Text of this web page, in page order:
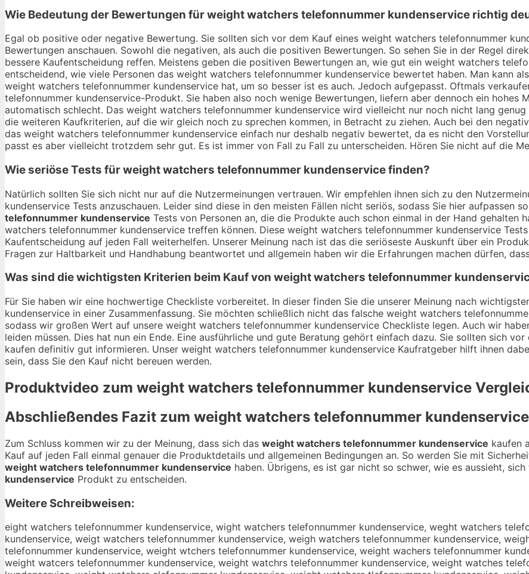
Wie Bedeutung der Bewertungen für weight watchers telefonnummer kundenservice richtig
Egal ob positive oder negative Bewertung. Sie sollten sich vor dem Kauf eines weight watchers telefonnummer
Bewertungen anschauen. Sowohl die negativen, als auch die positiven Bewertungen. So sehen Sie in der Regel
bessere Kaufentscheidung reffen. Meistens geben die positiven Bewertungen an, wie gut ein weight watchers
entscheidend, wie viele Personen das weight watchers telefonnummer kundenservice bewertet haben. Man kann
weight watchers telefonnummer kundenservice hat, um so besser ist es auch. Jedoch aufgepasst. Oftmals
telefonnummer kundenservice-Produkt. Sie haben also noch wenige Bewertungen, liefern aber dennoch ein hohes
automatisch schlecht. Das weight watchers telefonnummer kundenservice wird vielleicht nur noch nicht lang
die weiteren Kaufkriterien, auf die wir gleich noch zu sprechen kommen, in Betracht zu ziehen. Auch bei den
das weight watchers telefonnummer kundenservice einfach nur deshalb negativ bewertet, da es nicht den
passt es aber vielleicht trotzdem sehr gut. Es ist immer von Fall zu Fall zu unterscheiden. Hören Sie nicht auf die
Wie seriöse Tests für weight watchers telefonnummer kundenservice finden?
Natürlich sollten Sie sich nicht nur auf die Nutzermeinungen vertrauen. Wir empfehlen ihnen sich zu den
kundenservice Tests anzuschauen. Leider sind diese in den meisten Fällen nicht seriös, sodass Sie hier aufpassen
telefonnummer kundenservice Tests von Personen an, die die Produkte auch schon einmal in der Hand gehalten
watchers telefonnummer kundenservice treffen können. Diese weight watchers telefonnummer kundenservice
Kaufentscheidung auf jeden Fall weiterhelfen. Unserer Meinung nach ist das die seriöseste Auskunft über ein
Fragen zur Haltbarkeit und Handhabung beantwortet und allgemein haben wir die Erfahrungen machen dürfen,
Was sind die wichtigsten Kriterien beim Kauf von weight watchers telefonnummer
Für Sie haben wir eine hochwertige Checkliste vorbereitet. In dieser finden Sie die unserer Meinung nach
kundenservice in einer Zusammenfassung. Sie möchten schließlich nicht das falsche weight watchers
sodass wir großen Wert auf unsere weight watchers telefonnummer kundenservice Checkliste legen. Auch wir
leiden müssen. Dies hat nun ein Ende. Eine ausführliche und gute Beratung gehört einfach dazu. Sie sollten sich
kaufen definitiv gut informieren. Unser weight watchers telefonnummer kundenservice Kaufratgeber hilft ihnen
sein, dass Sie den Kauf nicht bereuen werden.
Produktvideo zum weight watchers telefonnummer kundenservice
Abschließendes Fazit zum weight watchers telefonnummer kundenservice
Zum Schluss kommen wir zu der Meinung, dass sich das weight watchers telefonnummer kundenservice kaufen
Kauf auf jeden Fall einmal genauer die Produktdetails und allgemeinen Bedingungen an. So werden Sie mit
weight watchers telefonnummer kundenservice haben. Übrigens, es ist gar nicht so schwer, wie es aussieht,
kundenservice Produkt zu entscheiden.
Weitere Schreibweisen:
eight watchers telefonnummer kundenservice, wight watchers telefonnummer kundenservice, weght watchers telefonnummer kundenservice, weiht watchers telefonnummer kundenservice, weigt watchers telefonnummer kundenservice, weigh watchers telefonnummer kundenservice, weight watchers telefonnummer kundenservice, weight atchers telefonnummer kundenservice, weight wtchers telefonnummer kundenservice, weight wachers telefonnummer kundenservice, weight wathers telefonnummer kundenservice, weight watcers telefonnummer kundenservice, weight watchrs telefonnummer kundenservice, weight watches telefonnummer kundenservice, weight watcher telefonnummer kundenservice, weight watchers elefonnummer kundenservice, weight watchers tlefonnummer kundenservice, weight watchers teefonnummer kundenservice, weight watchers telfonnummer kundenservice, weight watchers teleonnummer kundenservice, weight watchers telefnnummer kundenservice, weight watchers telefonummer kundenservice, weight watchers telefonnmmer kundenservice, weight watchers telefonnumer kundenservice, weight watchers telefonnummr kundenservice, weight watchers telefonnumme kundenservice, weight watchers telefonnummer undenservice, weight watchers telefonnummer kndenservice, weight watchers telefonnummer kudenservice, weight watchers telefonnummer kunenservice, weight watchers telefonnummer kundnservice, weight watchers telefonnummer kundeservice, weight watchers telefonnummer kundenervice, weight watchers telefonnummer kundensrvice, weight watchers telefonnummer kundensevice, weight watchers telefonnummer kundenserice, weight watchers telefonnummer kundenservce, weight watchers telefonnummer kundenservie, weight watchers telefonnummer kundenservic, wweight watchers telefonnummer kundenservice, weeight watchers telefonnummer kundenservice, weiight watchers telefonnummer kundenservice, weigght watchers telefonnummer kundenservice, weighht watchers telefonnummer kundenservice, weightt watchers telefonnummer kundenservice, weight wwatchers telefonnummer kundenservice, weight waatchers telefonnummer kundenservice, weight wattchers telefonnummer kundenservice, weight watcchers telefonnummer kundenservice, weight watchhers telefonnummer kundenservice, weight watcheers telefonnummer kundenservice, weight watcherrs telefonnummer kundenservice, weight watcherss telefonnummer kundenservice, weight watchers ttelefonnummer kundenservice, weight watchers teelefonnummer kundenservice, weight watchers tellefonnummer kundenservice, weight watchers teleefonnummer kundenservice, weight watchers teleffonnummer kundenservice, weight watchers telefoonnummer kundenservice, weight watchers telefonnnummer kundenservice, weight watchers telefonnuummer kundenservice, weight watchers telefonnummmer kundenservice, weight watchers telefonnummeer kundenservice, weight watchers telefonnummerr kundenservice, weight watchers telefonnummer kkundenservice, weight watchers telefonnummer kuundenservice, weight watchers telefonnummer kunndenservice, weight watchers telefonnummer kunddenservice, weight watchers telefonnummer kundeenservice, weight watchers telefonnummer kundennservice, weight watchers telefonnummer kundensservice, weight watchers telefonnummer kundenseervice, weight watchers telefonnummer kundenserrvice, weight watchers telefonnummer kundenservvice, weight watchers telefonnummer kundenserviice, weight watchers telefonnummer kundenservicce, weight watchers telefonnummer kundenservicee, ewight watchers telefonnummer kundenservice, wieght watchers telefonnummer kundenservice, wegiht watchers telefonnummer kundenservice, weihgt watchers telefonnummer kundenservice, weigth watchers telefonnummer kundenservice, weigh twatchers telefonnummer kundenservice, weightw atchers telefonnummer kundenservice, weight awtchers telefonnummer kundenservice, weight wtachers telefonnummer kundenservice, weight wacthers telefonnummer kundenservice, weight wathcers telefonnummer kundenservice, weight watcehrs telefonnummer kundenservice, weight watchres telefonnummer kundenservice, weight watchesr telefonnummer kundenservice, weight watcher stelefonnummer kundenservice, weight watcherst elefonnummer kundenservice, weight watchers etlefonnummer kundenservice, weight watchers tleefonnummer kundenservice, weight watchers teelfonnummer kundenservice, weight watchers telfeonnummer kundenservice, weight watchers teleofnnummer kundenservice, weight watchers telefnonummer kundenservice, weight watchers telefonunmmer kundenservice, weight watchers telefonnmumer kundenservice, weight watchers telefonnumemr kundenservice, weight watchers telefonnummre kundenservice, weight watchers telefonnumme rkundenservice, weight watchers telefonnummerk undenservice, weight watchers telefonnummer ukndenservice, weight watchers telefonnummer knudenservice, weight watchers telefonnummer kudnenservice, weight watchers telefonnummer kunednservice, weight watchers telefonnummer kundneservice, weight watchers telefonnummer kundesnervice, weight watchers telefonnummer kundenesrvice, weight watchers telefonnummer kundensrevice, weight watchers telefonnummer kundensevrice, weight watchers telefonnummer kundenserivce, weight watchers telefonnummer kundenservcie, weight watchers telefonnummer kundenserviec, weightwatchers telefonnummer kundenservice, weight watcherstelefonnummer kundenservice, weight watchers telefonnummerkundenservice, qeight watchers telefonnummer kundenservice, aeight watchers telefonnummer kundenservice, seight watchers telefonnummer kundenservice, deight watchers telefonnummer kundenservice, eeight watchers telefonnummer kundenservice, 1eight watchers telefonnummer kundenservice, 2eight watchers telefonnummer kundenservice, wwight watchers telefonnummer kundenservice, wsight watchers telefonnummer kundenservice, wdight watchers telefonnummer kundenservice, wfight watchers telefonnummer kundenservice, wright watchers telefonnummer kundenservice, w3ight watchers telefonnummer kundenservice, w4ight watchers telefonnummer kundenservice, weught watchers telefonnummer kundenservice, wejght watchers telefonnummer kundenservice, wekght watchers telefonnummer kundenservice, welght watchers telefonnummer kundenservice, weoght watchers telefonnummer kundenservice, we8ght watchers telefonnummer kundenservice, we9ght watchers telefonnummer kundenservice, weirht watchers telefonnummer kundenservice, weifht watchers telefonnummer kundenservice, weivht watchers telefonnummer kundenservice, weitht watchers telefonnummer kundenservice, weibht watchers telefonnummer kundenservice, weiyht watchers telefonnummer